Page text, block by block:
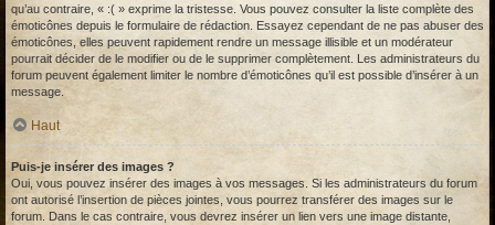
qu’au contraire, « :( » exprime la tristesse. Vous pouvez consulter la liste complète des
émoticônes depuis le formulaire de rédaction. Essayez cependant de ne pas abuser des
émoticônes, elles peuvent rapidement rendre un message illisible et un modérateur
pourrait décider de le modifier ou de le supprimer complètement. Les administrateurs du
forum peuvent également limiter le nombre d’émoticônes qu’il est possible d’insérer à un
message.
Haut
Puis-je insérer des images ?
Oui, vous pouvez insérer des images à vos messages. Si les administrateurs du forum
ont autorisé l’insertion de pièces jointes, vous pourrez transférer des images sur le
forum. Dans le cas contraire, vous devrez insérer un lien vers une image distante,